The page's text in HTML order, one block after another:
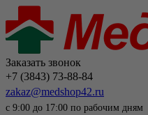
Заказать звонок
+7 (3843) 73-88-84
zakaz@medshop42.ru
с 9:00 до 17:00 по рабочим дням